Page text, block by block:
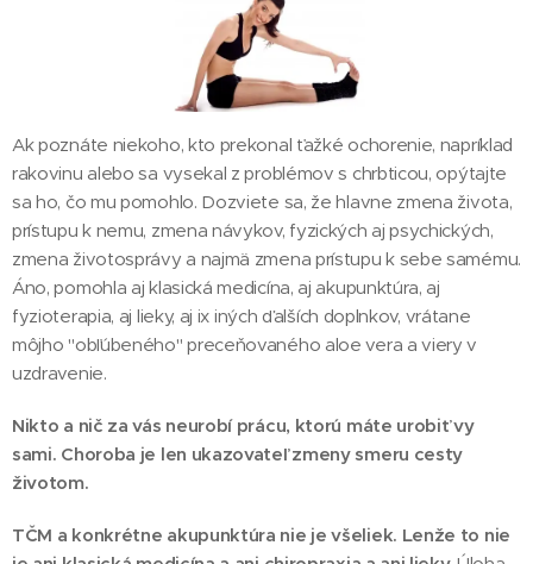
Ak poznáte niekoho, kto prekonal ťažké ochorenie, napríklad
rakovinu alebo sa vysekal z problémov s chrbticou, opýtajte
sa ho, čo mu pomohlo. Dozviete sa, že hlavne zmena života,
prístupu k nemu, zmena návykov, fyzických aj psychických,
zmena životosprávy a najmä zmena prístupu k sebe samému.
Áno, pomohla aj klasická medicína, aj akupunktúra, aj
fyzioterapia, aj lieky, aj ix iných ďalších doplnkov, vrátane
môjho "obľúbeného" preceňovaného aloe vera a viery v
uzdravenie.
Nikto a nič za vás neurobí prácu, ktorú máte urobiť vy
sami. Choroba je len ukazovateľ zmeny smeru cesty
životom.
TČM a konkrétne akupunktúra nie je všeliek. Lenže to nie